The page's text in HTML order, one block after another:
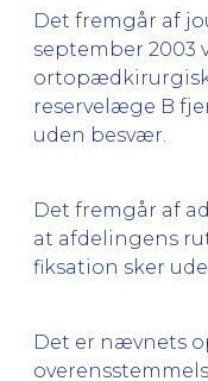
Det fremgår af
september 2003
reservelæge B
uden besvær.
Det fremgår af
at afdelingens
fiksation sker
Det er nævnets